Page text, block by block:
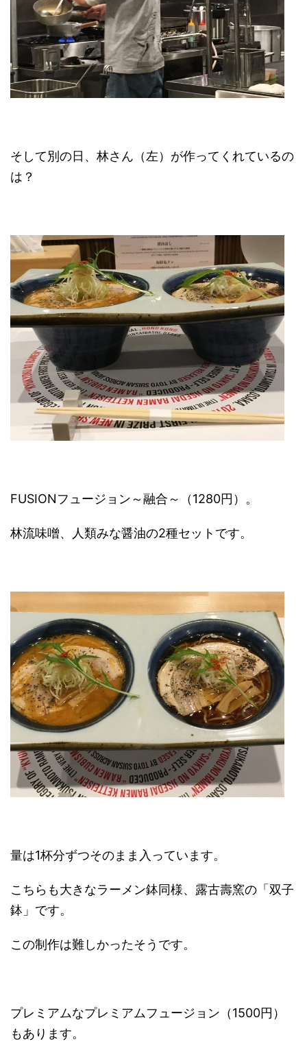
そして別の日、林さん（左）が作ってくれているの
は？
FUSIONフュージョン～融合～（1280円）。
林流味噌、人類みな醤油の2種セットです。
量は1杯分ずつそのまま入っています。
こちらも大きなラーメン鉢同様、露古壽窯の「双子
鉢」です。
この制作は難しかったそうです。
プレミアムなプレミアムフュージョン（1500円）
もあります。